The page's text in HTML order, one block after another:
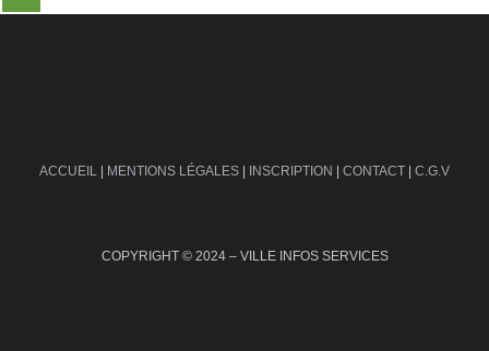
ACCUEIL | MENTIONS LÉGALES | INSCRIPTION | CONTACT | C.G.V
COPYRIGHT © 2024 – VILLE INFOS SERVICES